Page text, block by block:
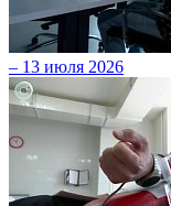
– 13 июля 2026